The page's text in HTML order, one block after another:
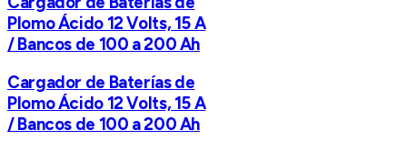
Plomo Ácido 12 Volts, 15 A
/ Bancos de 100 a 200 Ah
Cargador de Baterías de
Plomo Ácido 12 Volts, 15 A
/ Bancos de 100 a 200 Ah